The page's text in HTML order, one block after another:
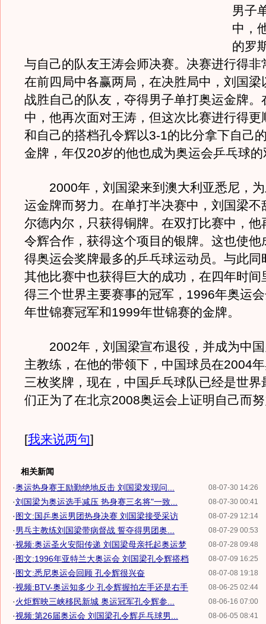
男子
中，
的罗
与自己的队友王涛会师决赛。决赛进行得非
在前四局中各赢两局，在决胜局中，刘国梁
战胜自己的队友，夺得男子单打奥运金牌。
中，他再次面对王涛，但这次比赛进行得更
和自己的搭档孔令辉以3-1的比分拿下自己
金牌，年仅20岁的他也成为奥运会乒乓球
2000年，刘国梁来到澳大利亚悉尼，为
运金牌而努力。在单打半决赛中，刘国梁不
尔德内尔，只获得铜牌。在双打比赛中，他
令辉合作，获得这个项目的银牌。这也使他
得奥运会奖牌最多的乒乓球运动员。与此同
其他比赛中也获得巨大的成功，在四年时间
得三个世界主要赛事的冠军，1996年奥运
年世锦赛冠军和1999年世锦赛的金牌。
2002年，刘国梁宣布退役，并成为中国
主教练，在他的带领下，中国球员在2004
三枚奖牌，现在，中国乒乓球队已经是世界
们正为了在北京2008奥运会上证明自己而
[我来说两句]
相关新闻
08-07-30 14:26
·奥运热身赛王励勤绝地反击 刘国梁发现问...
08-07-30 00:41
·刘国梁为奥运选手减压 热身赛三名将"一致...
08-07-29 12:14
·图文:国乒奥运男团热身决赛 刘国梁接受采访
08-07-29 00:53
·男乓主教练刘国梁带病督战 誓夺得男团奥...
08-07-28 09:48
·视频:奥运圣火安阳传递 刘国梁母亲托起奥运梦
08-07-09 16:25
·图文:1996年亚特兰大奥运会 刘国梁孔令辉搭档
08-07-08 19:18
·图文:悉尼奥运会回顾 孔令辉很兴奋
08-06-25 02:44
·视频:BTV-奥运知多少 孔令辉握拍左手还是右手
08-06-16 07:00
·火炬辉映三峡移民新城 奥运冠军孔令辉参...
08-06-05 08:41
·视频:第26届奥运会 刘国梁孔令辉乒乓球男...